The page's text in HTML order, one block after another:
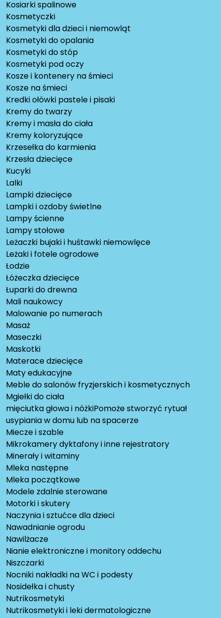
Kosiarki spalinowe
Kosmetyczki
Kosmetyki dla dzieci i niemowląt
Kosmetyki do opalania
Kosmetyki do stóp
Kosmetyki pod oczy
Kosze i kontenery na śmieci
Kosze na śmieci
Kredki ołówki pastele i pisaki
Kremy do twarzy
Kremy i masła do ciała
Kremy koloryzujące
Krzesełka do karmienia
Krzesła dziecięce
Kucyki
Lalki
Lampki dziecięce
Lampki i ozdoby świetlne
Lampy ścienne
Lampy stołowe
Leżaczki bujaki i huśtawki niemowlęce
Leżaki i fotele ogrodowe
Łodzie
Łóżeczka dziecięce
Łuparki do drewna
Mali naukowcy
Malowanie po numerach
Masaż
Maseczki
Maskotki
Materace dziecięce
Maty edukacyjne
Meble do salonów fryzjerskich i kosmetycznych
Mgiełki do ciała
mięciutka głowa i nóżkiPomoże stworzyć rytuał
usypiania w domu lub na spacerze
Miecze i szable
Mikrokamery dyktafony i inne rejestratory
Minerały i witaminy
Mleka następne
Mleka początkowe
Modele zdalnie sterowane
Motorki i skutery
Naczynia i sztućce dla dzieci
Nawadnianie ogrodu
Nawilżacze
Nianie elektroniczne i monitory oddechu
Niszczarki
Nocniki nakładki na WC i podesty
Nosidełka i chusty
Nutrikosmetyki
Nutrikosmetyki i leki dermatologiczne